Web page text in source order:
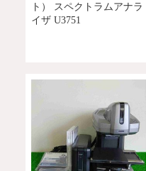
ト） スペクトラムアナラ
イザ U3751